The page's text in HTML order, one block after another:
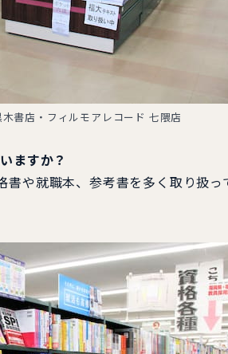
書店・フィルモアレコード 七隈店
ますか？
や就職本、参考書を多く取り扱